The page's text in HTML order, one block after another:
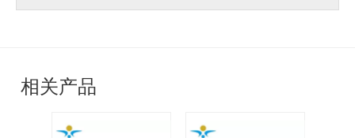
相关产品